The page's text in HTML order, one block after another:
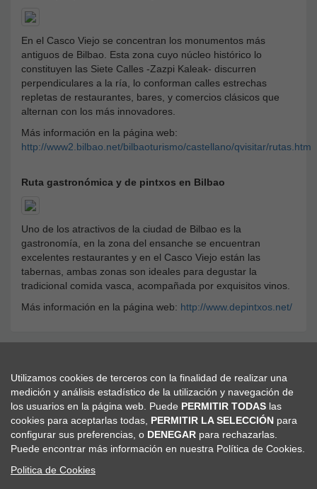
En el Casco Viejo se concentran los monumentos más
antiguos de Bilbao. Esta zona cuyo núcleo histórico lo
constituyen las Siete Calles -Zazpi Kaleak- discurren
perpendiculares a la ría, lo conforman calles estrechas
repletas de restaurantes, bares, y comercios clásicos que
alternan con los más innovadores.
Más información en la página web:
http://www2.bilbao.net/bilbaoturismo/castellano/qvisitar/rutas.htm
Ruta gastronómica y de pintxos en Bilbao
Uno de los atractivos de la ciudad de Bilbao es la
gastronomía, en la zona del ensanche se encuentran
excelentes restaurantes y en el Casco Viejo están las
tabernas, ambas zonas son ideales para degustar la
tradicional comida vasca, acompañada por exquisitos vinos.
Más información en la página web: http://www.depintxos.net/
Secretaría Científico-Técnica
Viajes El Corte Inglés - Congresos Científico-Médicos
seram@viajeseci.es
seram.inscripciones@viajeseci.es
Utilizamos cookies de terceros con la finalidad de realizar una
medición y análisis estadístico de la utilización y navegación de
los usuarios en la página web. Puede PERMITIR TODAS las
cookies para aceptarlas todas, PERMITIR LA SELECCIÓN para
configurar sus preferencias, o DENEGAR para rechazarlas.
Puede encontrar más información en nuestra Política de Cookies.
Politica de Cookies